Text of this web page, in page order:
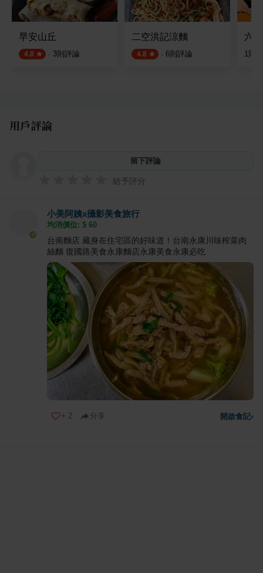
早安山丘
4.8 · 3則評論
二空洪記涼麵
4.8 · 6則評論
六
1則
用戶評論
留下評論
給予評分
小美阿姨x攝影美食旅行
均消價位: $ 60
台南麵店 藏身在住宅區的好味道！台南永康川味榨菜肉
絲麵 復國路美食永康麵店永康美食永康必吃
+ 2 分享 開啟食記›